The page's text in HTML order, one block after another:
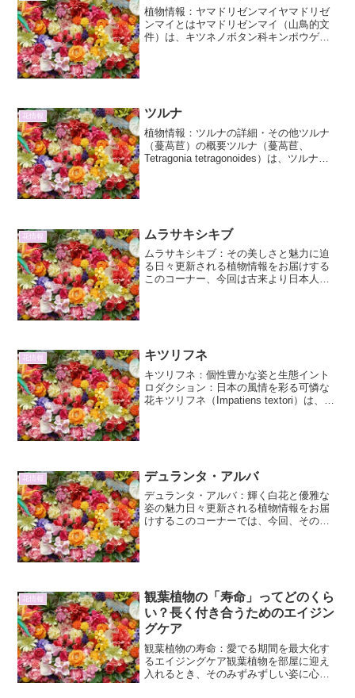
植物情報：ヤマドリゼンマイヤマドリゼ
ンマイとはヤマドリゼンマイ（山鳥的文
件）は、キツネノボタン科キンポウゲ属
花情報 ツルナ
植物情報：ツルナの詳細・その他ツルナ
（蔓萵苣）の概要ツルナ（蔓萵苣、
Tetragonia tetragonoides）は、ツルナ科
花情報 ムラサキシキブ
ムラサキシキブ：その美しさと魅力に迫
る日々更新される植物情報をお届けする
このコーナー、今回は古来より日本人に
花情報 キツリフネ
キツリフネ：個性豊かな姿と生態イント
ロダクション：日本の風情を彩る可憐な
花キツリフネ（Impatiens textori）は、ツ
花情報 デュランタ・アルバ
デュランタ・アルバ：輝く白花と優雅な
姿の魅力日々更新される植物情報をお届
けするこのコーナーでは、今回、その可
花情報
観葉植物の「寿命」ってどのくら
い？長く付き合うためのエイジン
グケア
観葉植物の寿命：愛でる期間を最大化す
るエイジングケア観葉植物を部屋に迎え
入れるとき、そのみずみずしい姿に心を